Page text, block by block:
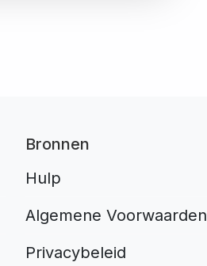
Bronnen
Hulp
Algemene Voorwaarden
Privacybeleid